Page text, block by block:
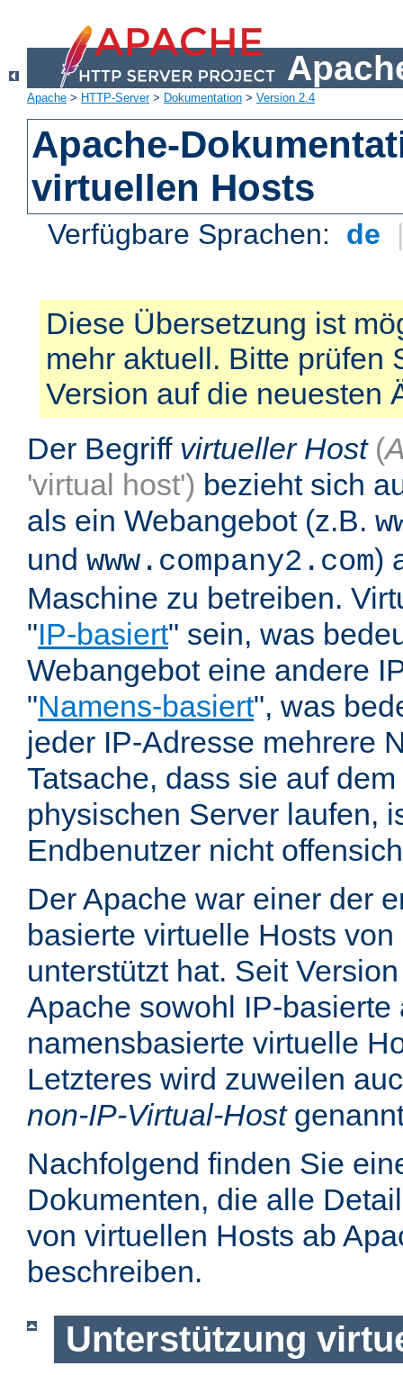
Apache > HTTP-Server> Dokumentation > Version 2.4
Apache-
virtuellen Hosts
Verfügbare Sprachen: de
Diese Übersetzung ist
mehr aktuell. Bitte prüfen
Version auf die neuesten
Der Begriff virtueller Host (
'virtual host') bezieht sich
als ein Webangebot (z.B.
und www.company2.com)
Maschine zu betreiben.
"IP-basiert" sein, was
Webangebot eine andere
"Namens-basiert", was
jeder IP-Adresse mehrere
Tatsache, dass sie auf
physischen Server laufen,
Endbenutzer nicht
Der Apache war einer der
basierte virtuelle Hosts
unterstützt hat. Seit
Apache sowohl IP-basierte
namensbasierte virtuelle
Letzteres wird zuweilen
non-IP-Virtual-Host
Nachfolgend finden Sie
Dokumenten, die alle
von virtuellen Hosts ab
beschreiben.
Unterstützung